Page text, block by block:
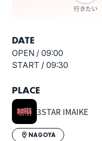
行きたい
DATE
OPEN / 09:00
START / 09:30
PLACE
3STAR IMAIKE
NAGOYA